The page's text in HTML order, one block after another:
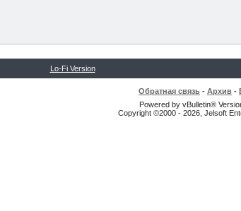
Lo-Fi Version
Обратная связь - Архив -
Powered by vBulletin®
Copyright ©2000 - 2026, Jelsoft